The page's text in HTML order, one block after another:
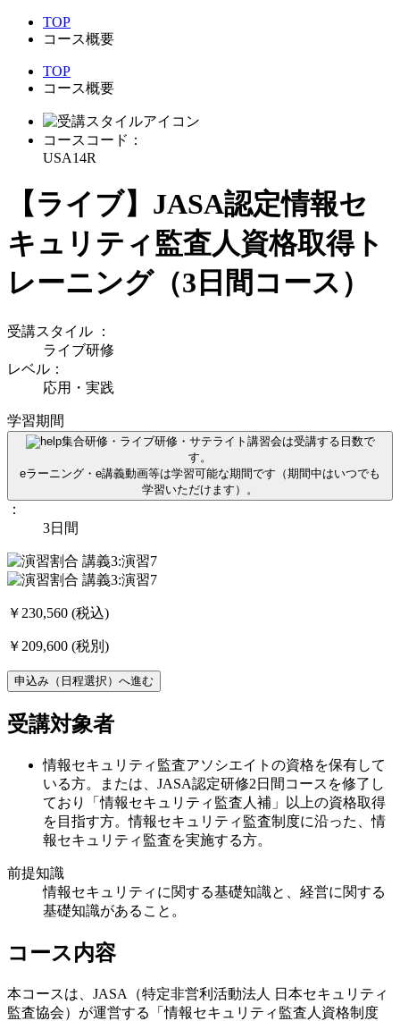
TOP
コース概要
TOP
コース概要
コースコード：
USA14R
【ライブ】JASA認定情報セ
キュリティ監査人資格取得ト
レーニング（3日間コース）
受講スタイル ：
ライブ研修
レベル：
応用・実践
学習期間
集合研修・ライブ研修・サテライト講習会は受講する日数で
す。
eラーニング・e講義動画等は学習可能な期間です（期間中はいつでも
学習いただけます）。
：
3日間
￥230,560 (税込)
￥209,600 (税別)
申込み（日程選択）へ進む
受講対象者
情報セキュリティ監査アソシエイトの資格を保有して
いる方。または、JASA認定研修2日間コースを修了し
ており「情報セキュリティ監査人補」以上の資格取得
を目指す方。情報セキュリティ監査制度に沿った、情
報セキュリティ監査を実施する方。
前提知識
情報セキュリティに関する基礎知識と、経営に関する
基礎知識があること。
コース内容
本コースは、JASA（特定非営利活動法人 日本セキュリティ
監査協会）が運営する「情報セキュリティ監査人資格制度